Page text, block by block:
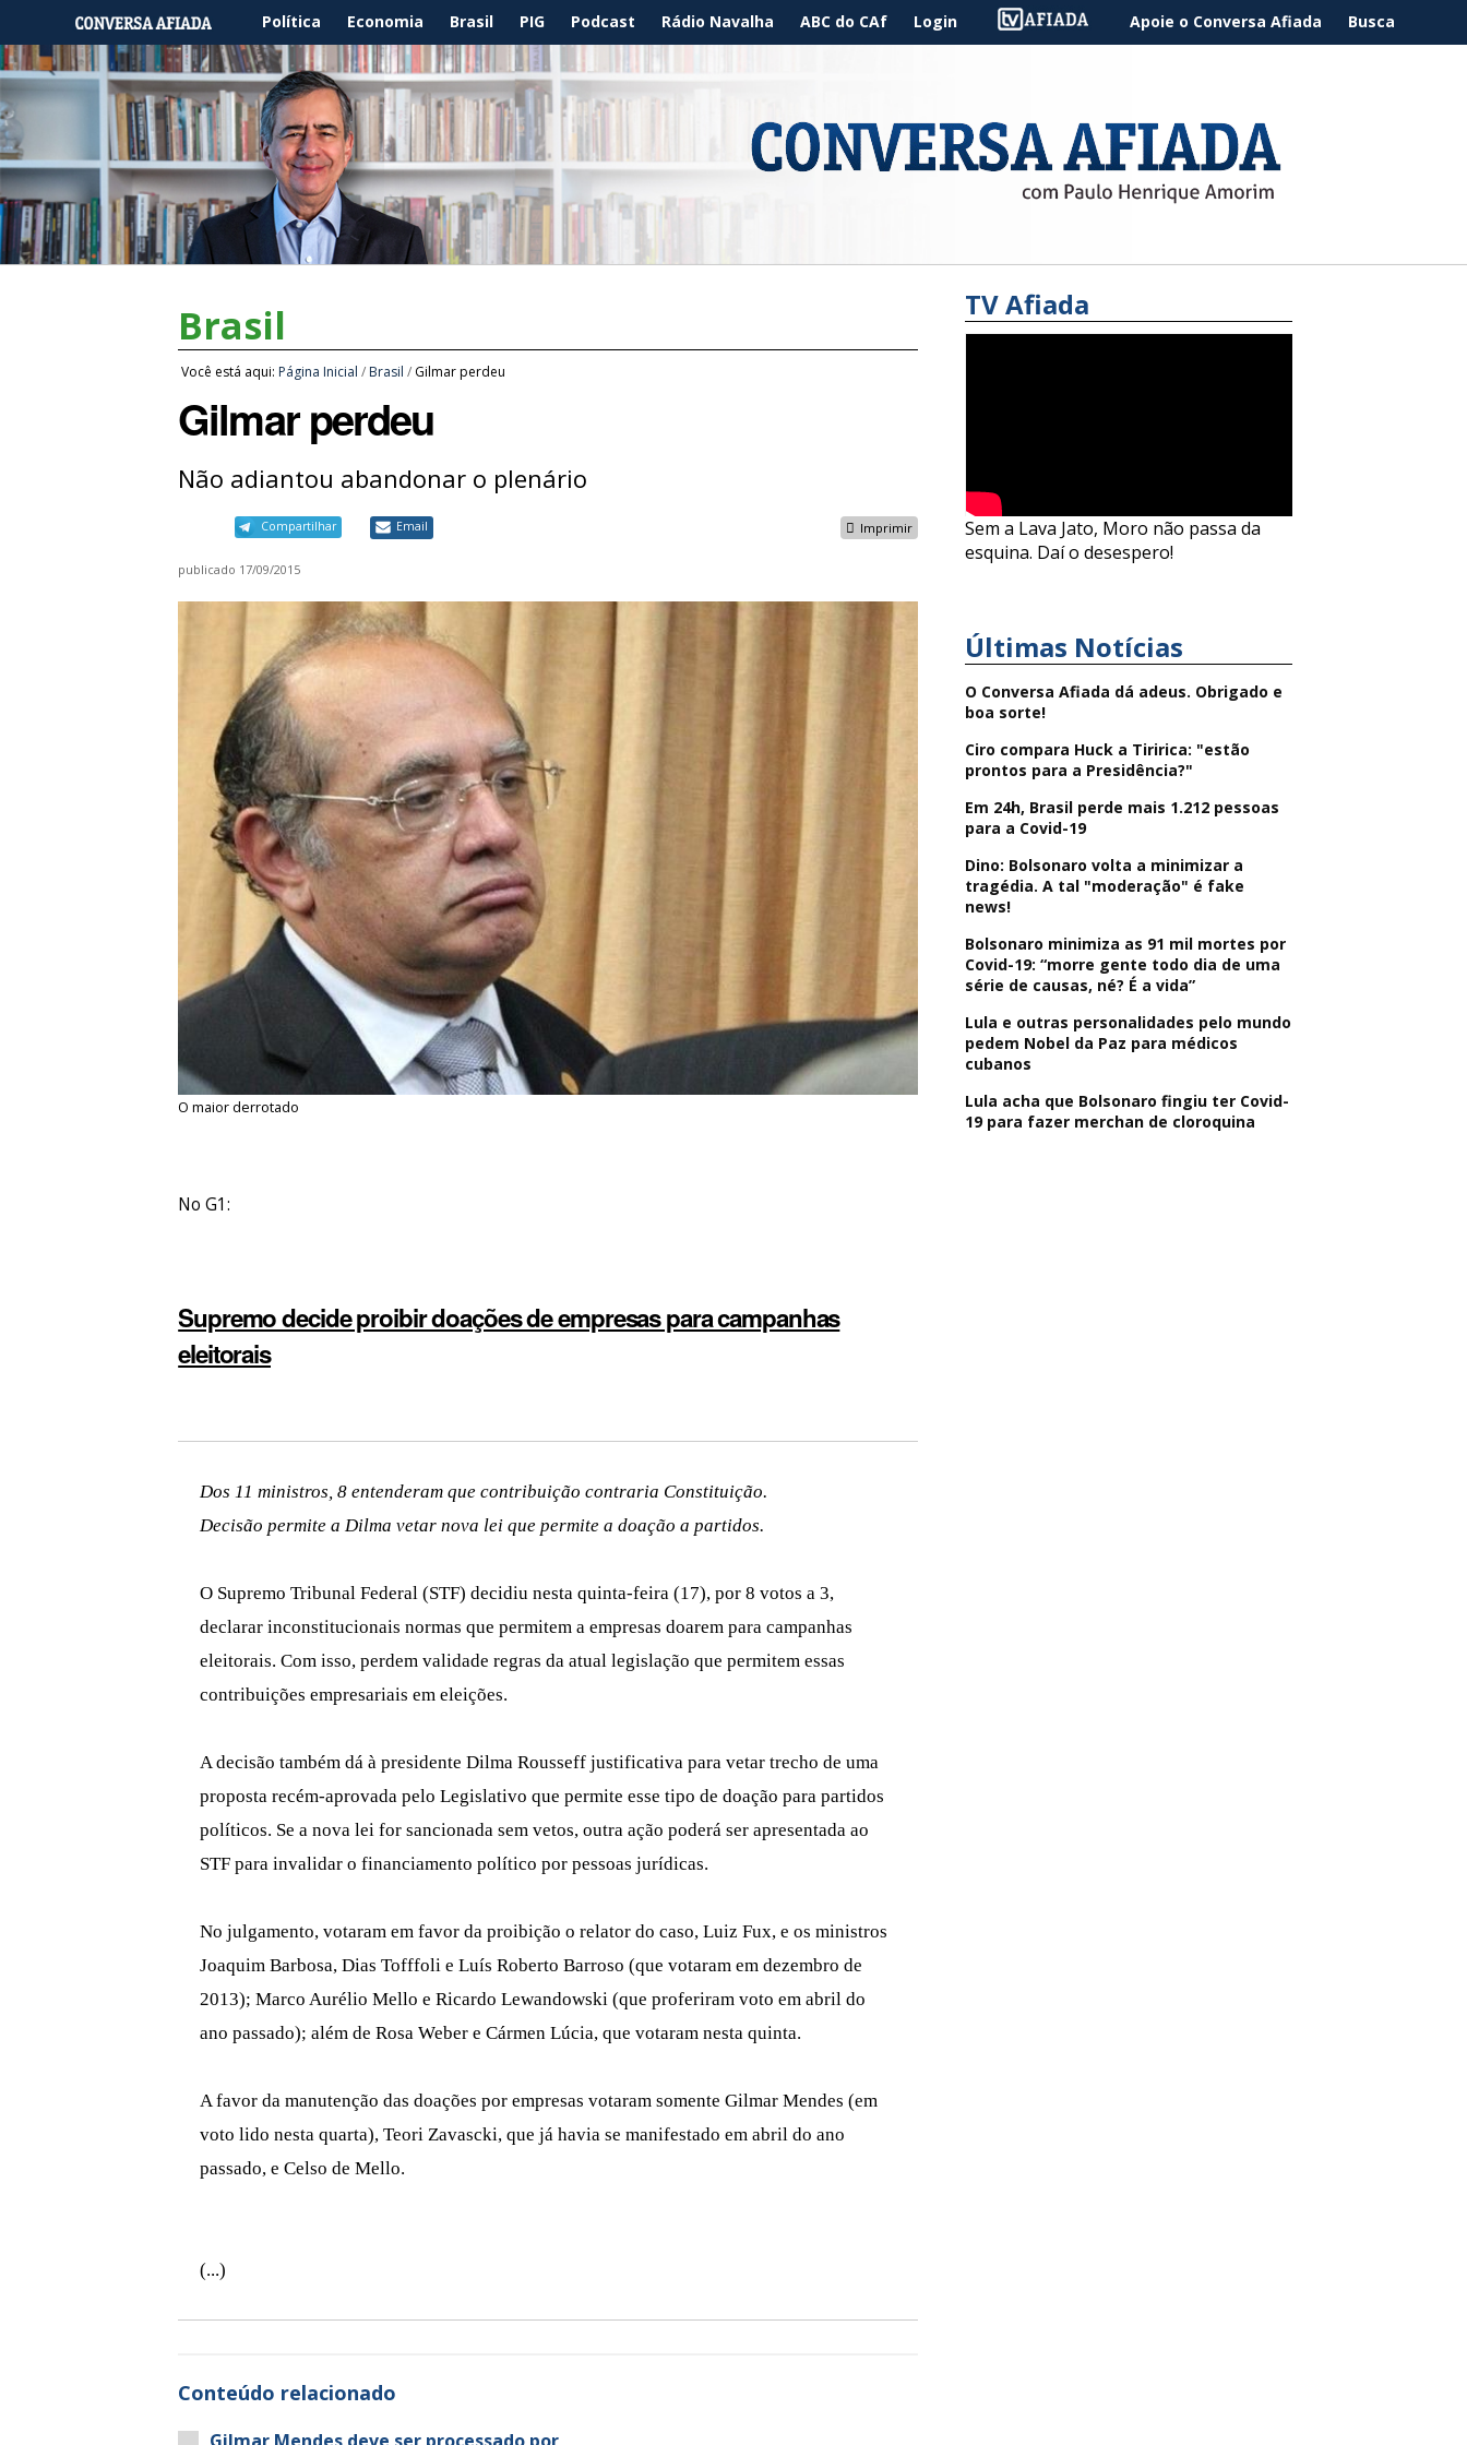
Política Economia Brasil PIG Podcast Rádio Navalha ABC do CAf Login Apoie o Conversa Afiada Busca
Brasil
Você está aqui: Página Inicial / Brasil / Gilmar perdeu
Gilmar perdeu
Não adiantou abandonar o plenário
Compartilhar Email Imprimir
publicado 17/09/2015
O maior derrotado
No G1:
Supremo decide proibir doações de empresas para campanhas
eleitorais
Dos 11 ministros, 8 entenderam que contribuição contraria Constituição.
Decisão permite a Dilma vetar nova lei que permite a doação a partidos.
O Supremo Tribunal Federal (STF) decidiu nesta quinta-feira (17), por 8 votos a 3,
declarar inconstitucionais normas que permitem a empresas doarem para campanhas
eleitorais. Com isso, perdem validade regras da atual legislação que permitem essas
contribuições empresariais em eleições.
A decisão também dá à presidente Dilma Rousseff justificativa para vetar trecho de uma
proposta recém-aprovada pelo Legislativo que permite esse tipo de doação para partidos
políticos. Se a nova lei for sancionada sem vetos, outra ação poderá ser apresentada ao
STF para invalidar o financiamento político por pessoas jurídicas.
No julgamento, votaram em favor da proibição o relator do caso, Luiz Fux, e os ministros
Joaquim Barbosa, Dias Tofffoli e Luís Roberto Barroso (que votaram em dezembro de
2013); Marco Aurélio Mello e Ricardo Lewandowski (que proferiram voto em abril do
ano passado); além de Rosa Weber e Cármen Lúcia, que votaram nesta quinta.
A favor da manutenção das doações por empresas votaram somente Gilmar Mendes (em
voto lido nesta quarta), Teori Zavascki, que já havia se manifestado em abril do ano
passado, e Celso de Mello.
(...)
Conteúdo relacionado
TV Afiada
Sem a Lava Jato, Moro não passa da
esquina. Daí o desespero!
Últimas Notícias
O Conversa Afiada dá adeus. Obrigado e
boa sorte!
Ciro compara Huck a Tiririca: "estão
prontos para a Presidência?"
Em 24h, Brasil perde mais 1.212 pessoas
para a Covid-19
Dino: Bolsonaro volta a minimizar a
tragédia. A tal "moderação" é fake
news!
Bolsonaro minimiza as 91 mil mortes por
Covid-19: “morre gente todo dia de uma
série de causas, né? É a vida”
Lula e outras personalidades pelo mundo
pedem Nobel da Paz para médicos
cubanos
Lula acha que Bolsonaro fingiu ter Covid-
19 para fazer merchan de cloroquina